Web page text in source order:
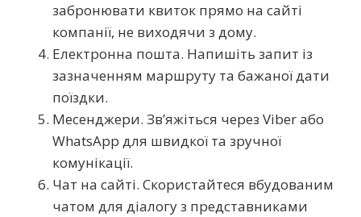
забронювати квиток прямо на сайті
компанії, не виходячи з дому.
Електронна пошта. Напишіть запит із
зазначенням маршруту та бажаної дати
поїздки.
Месенджери. Зв’яжіться через Viber або
WhatsApp для швидкої та зручної
комунікації.
Чат на сайті. Скористайтеся вбудованим
чатом для діалогу з представниками